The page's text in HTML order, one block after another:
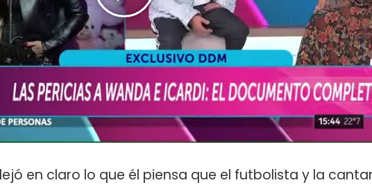
en claro lo que él piensa que el futbolista y la